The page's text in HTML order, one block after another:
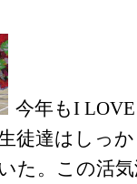
今年もI
徒達はしっ
た。この活